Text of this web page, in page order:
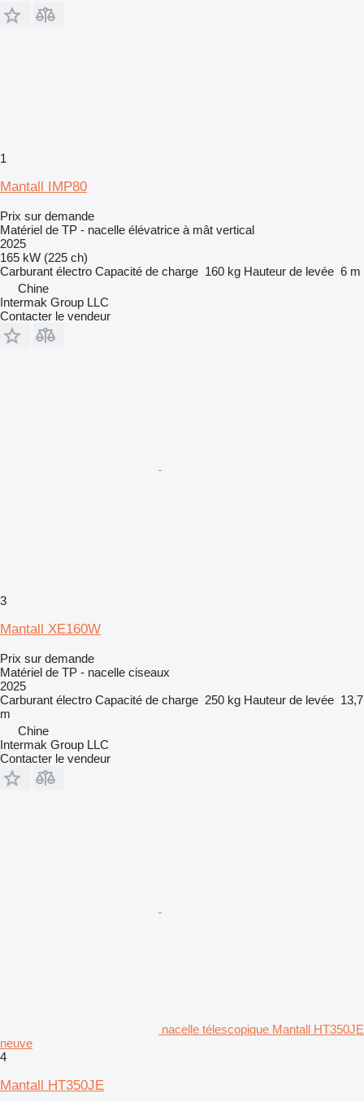
1
Mantall IMP80
Prix sur demande
Matériel de TP - nacelle élévatrice à mât vertical
2025
165 kW (225 ch)
Carburant électro Capacité de charge 160 kg Hauteur de levée 6 m
Chine
Intermak Group LLC
Contacter le vendeur
3
Mantall XE160W
Prix sur demande
Matériel de TP - nacelle ciseaux
2025
Carburant électro Capacité de charge 250 kg Hauteur de levée 13,7
m
Chine
Intermak Group LLC
Contacter le vendeur
nacelle télescopique Mantall HT350JE
neuve
4
Mantall HT350JE